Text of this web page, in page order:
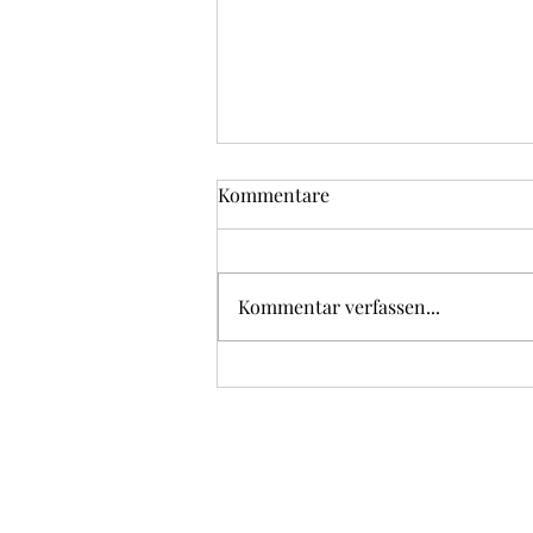
Vom Titisee zum Feldberg 26.
Kommentare
Kommentar verfassen...